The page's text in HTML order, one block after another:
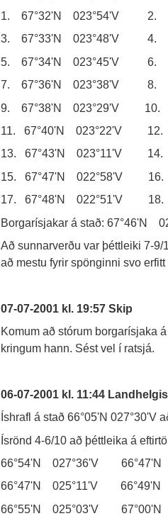
1. 67°32'N 023°54'V 2.
3. 67°33'N 023°48'V 4.
5. 67°34'N 023°45'V 6.
7. 67°36'N 023°38'V 8.
9. 67°38'N 023°29'V 10.
11. 67°40'N 023°22'V 12.
13. 67°43'N 023°11'V 14.
15. 67°47'N 022°58'V 16.
17. 67°48'N 022°51'V 18.
Borgarísjakar á stað: 67°46'N
Að sunnarverðu var þéttleiki 7-
að mestu fyrir spönginni svo
07-07-2001 kl. 19:57 Skip
Komum að stórum borgarísjaka
kringum hann. Sést vel í ratsjá.
06-07-2001 kl. 11:44
Íshrafl á stað 66°05'N 027°30'V
Ísrönd 4-6/10 að þéttleika á
66°54'N 027°36'V 66°47'N
66°47'N 025°11'V 66°49'N
66°55'N 025°03'V 67°00'N